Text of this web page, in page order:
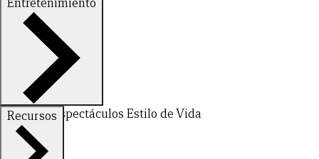
Entretenimiento
DeportesEspectáculos Estilo de Vida
Recursos